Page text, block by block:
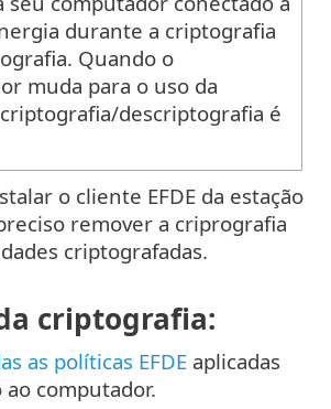
durante a criptografia
Quando o
muda para o uso da
descriptografia é
o cliente EFDE da estação
remover a criprografia
criptografadas.
criptografia:
as políticas EFDE aplicadas
computador.